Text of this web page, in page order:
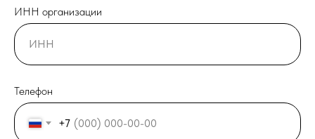
ИНН организации
Телефон
+7